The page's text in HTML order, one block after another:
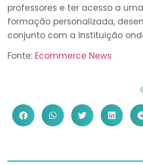
professores e ter acesso a
formação personalizada,
conjunto com a instituição
Fonte: Ecommerce News